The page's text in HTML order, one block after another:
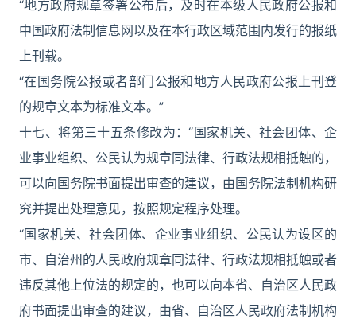
“地方政府规章签署公布后，及时在本级人民政府公报和
中国政府法制信息网以及在本行政区域范围内发行的报纸
上刊载。
“在国务院公报或者部门公报和地方人民政府公报上刊登
的规章文本为标准文本。”
十七、将第三十五条修改为：“国家机关、社会团体、企
业事业组织、公民认为规章同法律、行政法规相抵触的，
可以向国务院书面提出审查的建议，由国务院法制机构研
究并提出处理意见，按照规定程序处理。
“国家机关、社会团体、企业事业组织、公民认为设区的
市、自治州的人民政府规章同法律、行政法规相抵触或者
违反其他上位法的规定的，也可以向本省、自治区人民政
府书面提出审查的建议，由省、自治区人民政府法制机构